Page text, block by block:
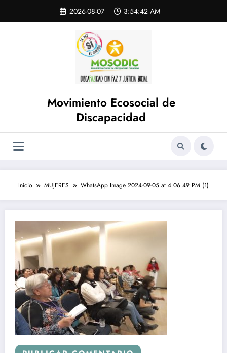
contenido
2026-08-07 3:54:42 AM
Movimiento Ecosocial de
Discapacidad
Inicio MUJERES WhatsApp Image 2024-09-05 at 4.06.49 PM (1)